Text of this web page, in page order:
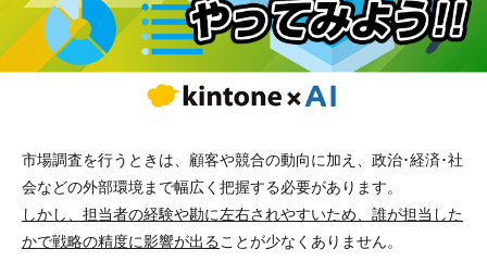
市場調査を行うときは、顧客や競合の動向に加え、政治･経済･社
会などの外部環境まで幅広く把握する必要があります。
しかし、担当者の経験や勘に左右されやすいため、誰が担当した
かで戦略の精度に影響が出ることが少なくありません。